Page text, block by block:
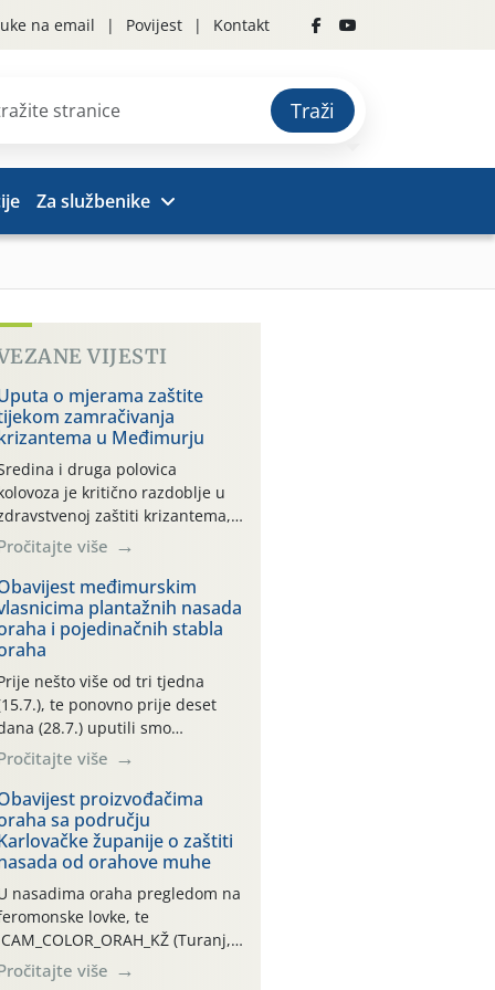
na email Povijest Kontakt
Traži
Za službenike
VIJESTI
o mjerama zaštite
zamračivanja
u Međimurju
i druga polovica
je kritično razdoblje u
zaštiti krizantema,
prije zamračivanja u proteklom
smo mjesecu tri puta upućivali
o preventivnim
zaštite krizantema od
uzročnika bolesti,
i fito-fagnih grinja (23.7.,
06.7.)! Na početku ovog
je zabilježeno je
i ekstremno vruće
razdoblje, uz
temperature […]
više
međimurskim
plantažnih nasada
i pojedinačnih stabla
nešto više od tri tjedna
te ponovno prije deset
(28.7.) uputili smo
vlasnicima plantažnih
nasada oraha i pojedinačnih
o početku leta i
potrebi usmjerenog
orahove muhe
completa)! Već
dana traje drugi
“toplinski udar”, koji
naročito izražen zadnja šest
(31.7.-05.8.), jer najviše
zraka svakodnevno
više
proizvođačima
sa području
županije o zaštiti
od orahove muhe
nasadima oraha pregledom na
lovke, te
CAM_COLOR_ORAH_KŽ (Turanj,
zabilježena je mala
više